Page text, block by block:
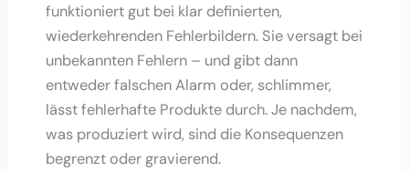
funktioniert gut bei klar definierten,
wiederkehrenden Fehlerbildern. Sie versagt bei
unbekannten Fehlern – und gibt dann
entweder falschen Alarm oder, schlimmer,
lässt fehlerhafte Produkte durch. Je nachdem,
was produziert wird, sind die Konsequenzen
begrenzt oder gravierend.